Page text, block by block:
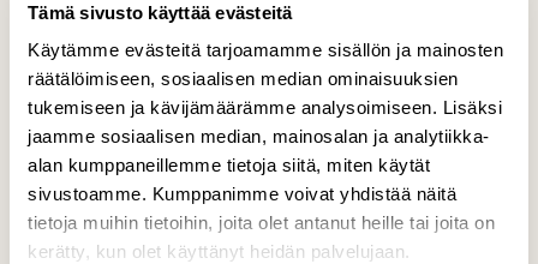
Tämä sivusto käyttää evästeitä
Käytämme evästeitä tarjoamamme sisällön ja mainosten
räätälöimiseen, sosiaalisen median ominaisuuksien
tukemiseen ja kävijämäärämme analysoimiseen. Lisäksi
jaamme sosiaalisen median, mainosalan ja analytiikka-
alan kumppaneillemme tietoja siitä, miten käytät
sivustoamme. Kumppanimme voivat yhdistää näitä
tietoja muihin tietoihin, joita olet antanut heille tai joita on
kerätty, kun olet käyttänyt heidän palvelujaan.
Metsäjänis, kuva 1
Kolilla näin viikonvaihteessa useita
metsäjäniksiä. Talviturkki on vaihtumassa
kesäturkkiin. Oli kyllä monenkirjavaa
porukkaa liikkeellä.